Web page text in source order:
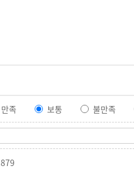
만족 보통 불만족